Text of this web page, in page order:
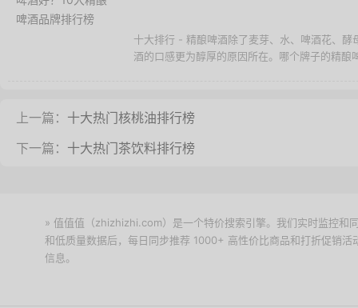
十大排行 - 精酿啤酒除了麦芽、水、啤酒花、
酒的口感更为醇厚的原因所在。哪个牌子的精酿
上一篇： 十大热门核桃油排行榜
下一篇： 十大热门茶饮料排行榜
» 值值值（zhizhizhi.com）是一个特价搜索引擎。我们实时监控和
和低质量数据后，每日同步推荐 1000+ 高性价比商品和打折促销
信息。